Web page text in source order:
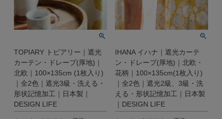
TOPIARY トピアリー｜遮光
カーテン・ドレープ(厚地)｜
北欧｜100×135cm (1枚入り)
｜全2色｜遮光3級・洗える・
形状記憶加工｜日本製｜
DESIGN LIFE
IHANA イハナ｜遮光カーテ
ン・ドレープ(厚地)｜北欧・
花柄｜100×135cm(1枚入り)
｜全2色｜遮光2級、3級・洗
える・形状記憶加工｜日本製
｜DESIGN LIFE